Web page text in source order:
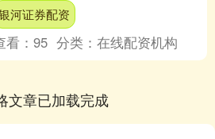
交易的达成，背后是用户信任。诚实
用，是契约精神....
河证券配资
看：95 分类：在线配资机构
文章已加载完成